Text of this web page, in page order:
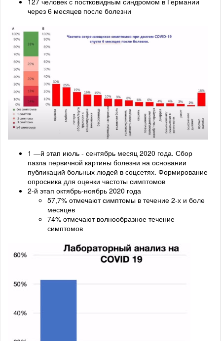
через 6 месяцев после болезни
1 —й этап июль - сентябрь месяц 2020 года. Сбор
пазла первичной картины болезни на основании
публикаций больных людей в соцсетях. Формирование
опросника для оценки частоты симптомов
2-й этап октябрь-ноябрь 2020 года
57,7% отмечают симптомы в течение 2-х и боле
месяцев
74% отмечают волнообразное течение
симптомов